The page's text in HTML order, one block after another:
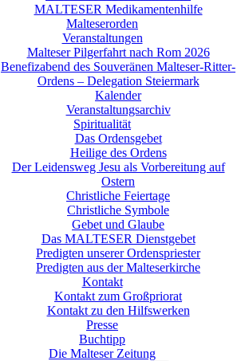
MALTESER Medikamentenhilfe
Malteserorden
Veranstaltungen
Malteser Pilgerfahrt nach Rom 2026
Benefizabend des Souveränen Malteser-Ritter-
Ordens – Delegation Steiermark
Kalender
Veranstaltungsarchiv
Spiritualität
Das Ordensgebet
Heilige des Ordens
Der Leidensweg Jesu als Vorbereitung auf
Ostern
Christliche Feiertage
Christliche Symbole
Gebet und Glaube
Das MALTESER Dienstgebet
Predigten unserer Ordenspriester
Predigten aus der Malteserkirche
Kontakt
Kontakt zum Großpriorat
Kontakt zu den Hilfswerken
Presse
Buchtipp
Die Malteser Zeitung